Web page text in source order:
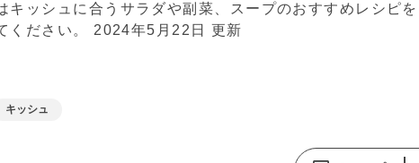
キッシュに合うサラダや副菜、スープのおすすめレシピを
ください。 2024年5月22日 更新
キッシュ